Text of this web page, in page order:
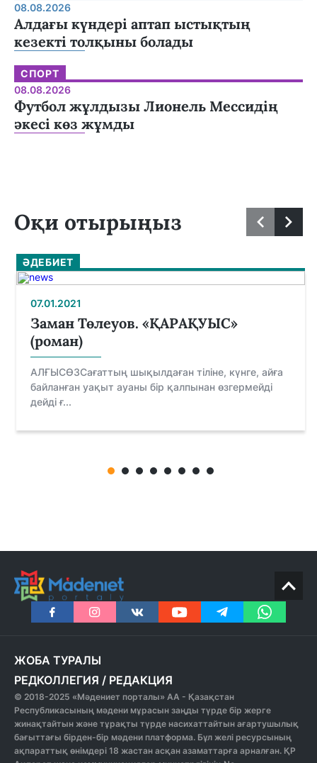
08.08.2026
Алдағы күндері аптап ыстықтың
кезекті толқыны болады
СПОРТ
08.08.2026
Футбол жұлдызы Лионель Мессидің
әкесі көз жұмды
Оқи отырыңыз
ӘДЕБИЕТ
07.01.2021
Заман Төлеуов. «ҚАРАҚУЫС»
(роман)
АЛҒЫСӨЗСағаттың шықылдаған тіліне, күнге, айға
байланған уақыт ауаны бір қалпынан өзгермейді
дейді ғ...
ЖОБА ТУРАЛЫ
РЕДКОЛЛЕГИЯ / РЕДАКЦИЯ
© 2018-2025 «Мәдениет порталы» АА - Қазақстан
Республикасының мәдени мұрасын заңды түрде бір жерге
жинақтайтын және тұрақты түрде насихаттайтын ағартушылық
бағыттағы бірден-бір мәдени платформа. Бұл желі ресурсының
ақпараттық өнімдері 18 жастан асқан азаматтарға арналған. ҚР